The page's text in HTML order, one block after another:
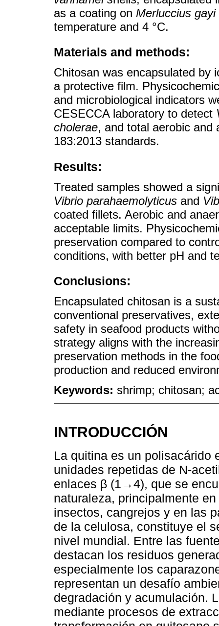
as a coating on Merluccius gayi
temperature and 4 °C.
Materials and methods:
Chitosan was encapsulated by
a protective film.
and microbiological indicators
CESECCA laboratory to detect
cholerae, and total aerobic and
183:2013 standards.
Results:
Treated samples showed a
Vibrio parahaemolyticus and
coated fillets. Aerobic and
acceptable limits.
preservation compared to
conditions, with better pH and
Conclusions:
Encapsulated chitosan is a
conventional preservatives,
safety in seafood products
strategy aligns with the
preservation methods in the
production and reduced
Keywords: shrimp; chitosan;
INTRODUCCIÓN
La quitina es un polisacárido
unidades repetidas de N-
enlaces β (1→4), que se
naturaleza, principalmente
insectos, cangrejos y en las
de la celulosa, constituye el
nivel mundial. Entre las
destacan los residuos
especialmente los
representan un desafío
degradación y acumulación.
mediante procesos de